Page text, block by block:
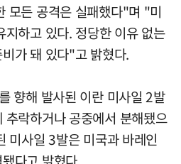
모든 공격은 실패했다"며 "미
지하고 있다. 정당한 이유 없는
가 돼 있다"고 밝혔다.
향해 발사된 이란 미사일 2발
추락하거나 공중에서 분해됐으
미사일 3발은 미국과 바레인